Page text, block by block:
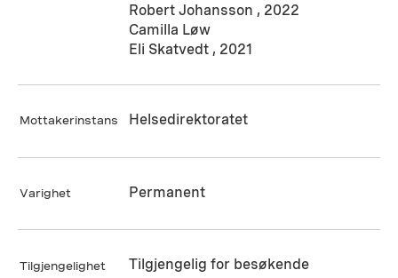
Robert Johansson , 2022
Camilla Løw
Eli Skatvedt , 2021
Mottakerinstans Helsedirektoratet
Varighet Permanent
Tilgjengelighet Tilgjengelig for besøkende